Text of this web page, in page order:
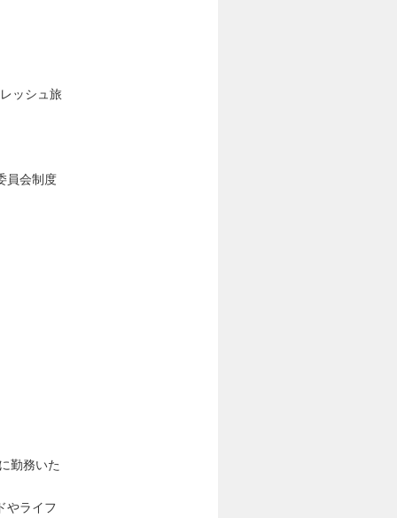
ッシュ旅
員会制度
勤務いた
やライフ